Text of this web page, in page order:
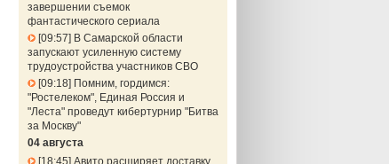
завершении съемок
фантастического сериала
09:57
В Самарской области
запускают усиленную систему
трудоустройства участников СВО
09:18 Помним, гордимся:
"Ростелеком", Единая Россия и
"Леста" проведут кибертурнир "Битва
за Москву"
04 августа
18:45 Авито расширяет доставку